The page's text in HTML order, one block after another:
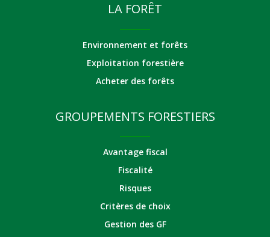
LA FORÊT
Environnement et forêts
Exploitation forestière
Acheter des forêts
GROUPEMENTS FORESTIERS
Avantage fiscal
Fiscalité
Risques
Critères de choix
Gestion des GF